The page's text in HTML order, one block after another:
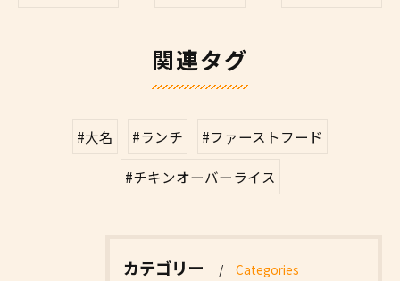
関連タグ
#大名 #ランチ #ファーストフード
#チキンオーバーライス
カテゴリー Categories